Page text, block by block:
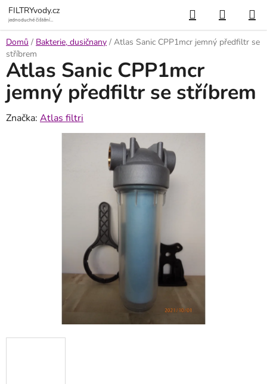
Přejít
na
obsah
FILTRYvody.cz
jednoduché čištění
Hledat
KOŠÍK
Domů / Bakterie, dusičnany / Atlas Sanic CPP1mcr jemný předfiltr se
stříbrem
Atlas Sanic CPP1mcr
jemný předfiltr se stříbrem
Značka: Atlas filtri